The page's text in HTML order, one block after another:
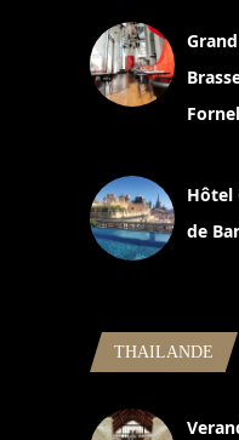
Hôtel
de
THAILANDE